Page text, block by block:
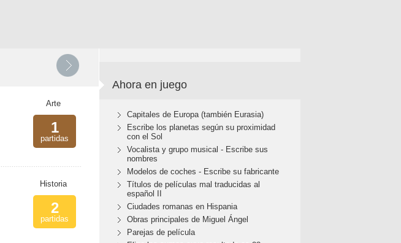
Arte
1
partidas
Historia
2
partidas
Ahora en juego
Capitales de Europa (también Eurasia)
Escribe los planetas según su proximidad
con el Sol
Vocalista y grupo musical - Escribe sus
nombres
Modelos de coches - Escribe su fabricante
Títulos de películas mal traducidas al
español II
Ciudades romanas en Hispania
Obras principales de Miguel Ángel
Parejas de película